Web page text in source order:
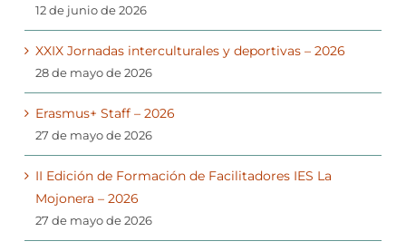
12 de junio de 2026
XXIX Jornadas interculturales y deportivas – 2026
28 de mayo de 2026
Erasmus+ Staff – 2026
27 de mayo de 2026
II Edición de Formación de Facilitadores IES La
Mojonera – 2026
27 de mayo de 2026